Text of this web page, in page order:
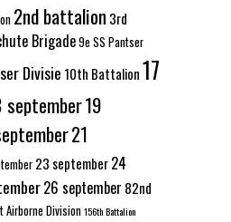
2nd battalion 3rd
Brigade9e SS Pantser
Divisie 10th Battalion17
september19
21
23 september24
26 september 82nd
Airborne Division156th Battalion